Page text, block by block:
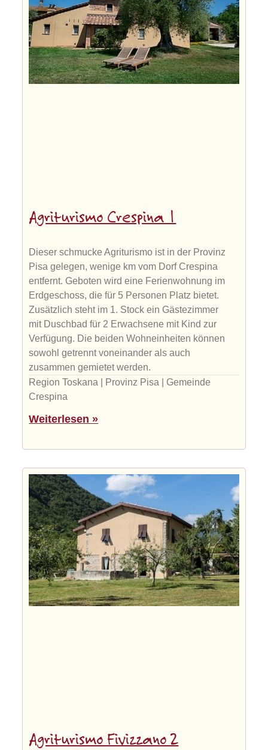
Agriturismo Crespina 1
Dieser schmucke Agriturismo ist in der Provinz
Pisa gelegen, wenige km vom Dorf Crespina
entfernt. Geboten wird eine Ferienwohnung im
Erdgeschoss, die für 5 Personen Platz bietet.
Zusätzlich steht im 1. Stock ein Gästezimmer
mit Duschbad für 2 Erwachsene mit Kind zur
Verfügung. Die beiden Wohneinheiten können
sowohl getrennt voneinander als auch
zusammen gemietet werden.
Region Toskana | Provinz Pisa | Gemeinde
Crespina
Weiterlesen »
Agriturismo Fivizzano 2